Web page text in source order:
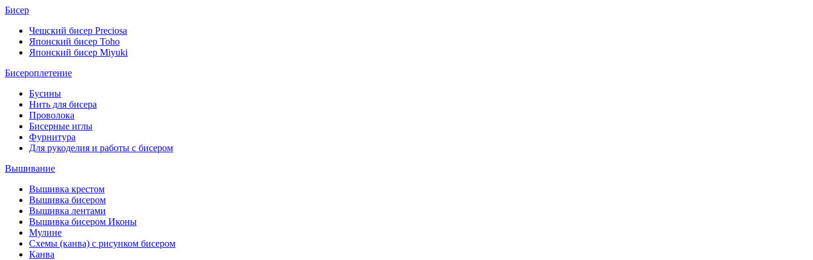
Бисер
Чешский бисер Preciosa
Японский бисер Toho
Японский бисер Miyuki
Бисероплетение
Бусины
Нить для бисера
Проволока
Бисерные иглы
Фурнитура
Для рукоделия и работы с бисером
Вышивание
Вышивка крестом
Вышивка бисером
Вышивка лентами
Вышивка бисером Иконы
Мулине
Схемы (канва) с рисунком бисером
Канва